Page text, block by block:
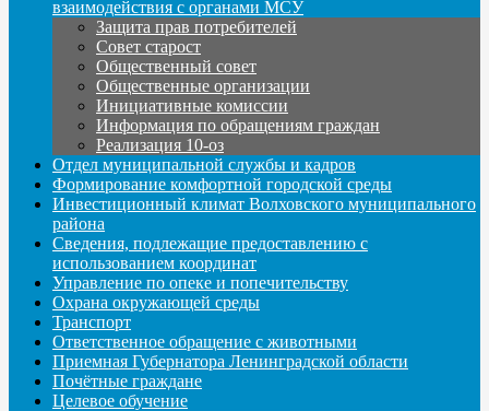
взаимодействия с органами МСУ
Защита прав потребителей
Совет старост
Общественный совет
Общественные организации
Инициативные комиссии
Информация по обращениям граждан
Реализация 10-оз
Отдел муниципальной службы и кадров
Формирование комфортной городской среды
Инвестиционный климат Волховского муниципального
района
Сведения, подлежащие предоставлению с
использованием координат
Управление по опеке и попечительству
Охрана окружающей среды
Транспорт
Ответственное обращение с животными
Приемная Губернатора Ленинградской области
Почётные граждане
Целевое обучение